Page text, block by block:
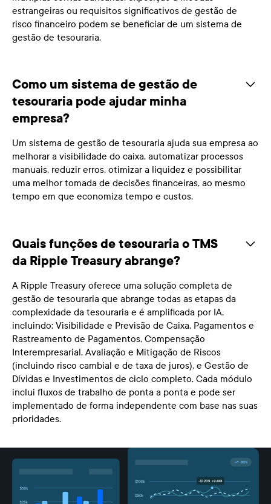
estrangeiras ou requisitos significativos de gestão de
risco financeiro podem se beneficiar de um sistema de
gestão de tesouraria.
Como um sistema de gestão de
tesouraria pode ajudar minha
empresa?
Um sistema de gestão de tesouraria ajuda sua empresa ao
melhorar a visibilidade do caixa, automatizar processos
manuais, reduzir erros, otimizar a liquidez e possibilitar
uma melhor tomada de decisões financeiras, ao mesmo
tempo em que economiza tempo e custos.
Quais funções de tesouraria o TMS
da Ripple Treasury abrange?
A Ripple Treasury oferece uma solução completa de
gestão de tesouraria que abrange todas as etapas da
complexidade da tesouraria e é amplificada por IA,
incluindo: Visibilidade e Previsão de Caixa, Pagamentos e
Rastreamento de Pagamentos, Compensação
Interempresarial, Avaliação e Mitigação de Riscos
(incluindo risco cambial e de taxa de juros), e Gestão de
Dívidas e Investimentos de ciclo completo. Cada módulo
inclui fluxos de trabalho de ponta a ponta e pode ser
implementado de forma independente com base nas suas
prioridades.